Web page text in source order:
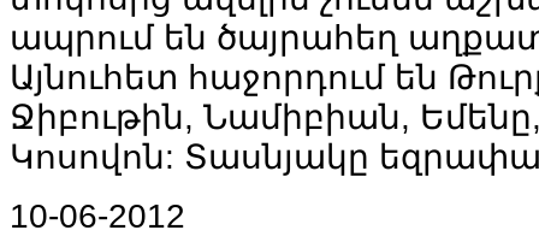
ապրում են ծայրահեղ
Այնուհետ հաջորդում են
Ջիբութին, Նամիբիան,
Կոսովոն: Տասնյակը
10-06-2012